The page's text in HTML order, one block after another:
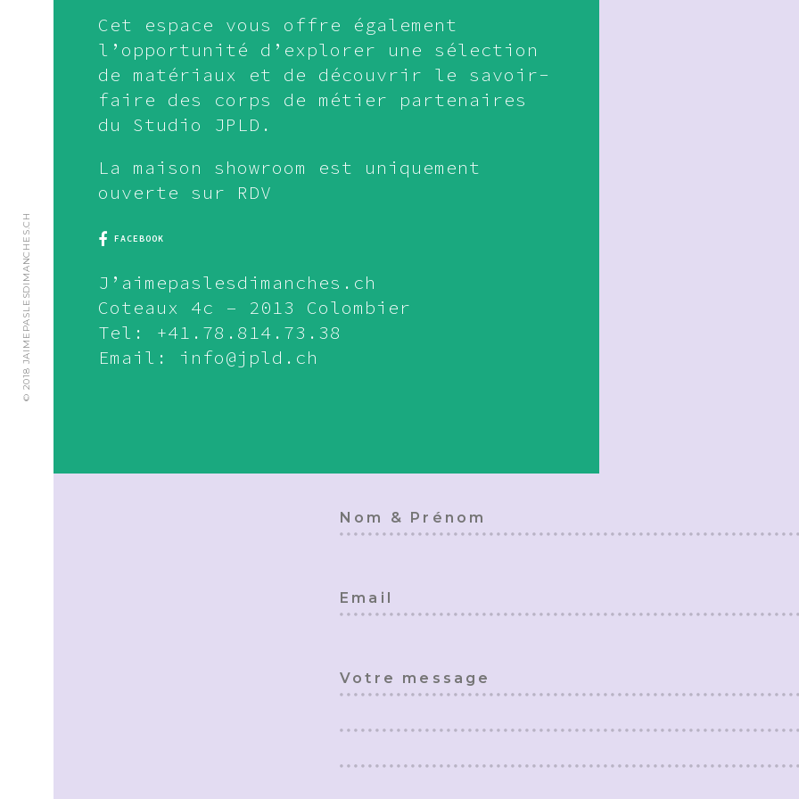
© 2018 JAIMEPASLESDIMANCHES.CH
Cet espace vous offre également
l’opportunité d’explorer une sélection
de matériaux et de découvrir le savoir-
faire des corps de métier partenaires
du Studio JPLD.
La maison showroom est uniquement
ouverte sur RDV
FACEBOOK
J’aimepaslesdimanches.ch
Coteaux 4c – 2013 Colombier
Tel: +41.78.814.73.38
Email: info@jpld.ch